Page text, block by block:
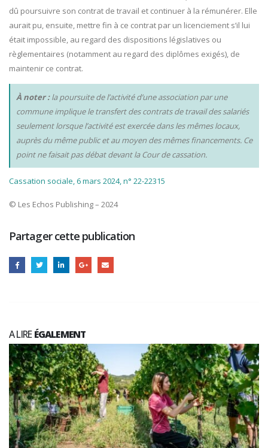
dû poursuivre son contrat de travail et continuer à la rémunérer. Elle
aurait pu, ensuite, mettre fin à ce contrat par un licenciement s’il lui
était impossible, au regard des dispositions législatives ou
règlementaires (notamment au regard des diplômes exigés), de
maintenir ce contrat.
À noter :la poursuite de l’activité d’une association par une
commune implique le transfert des contrats de travail des salariés
seulement lorsque l’activité est exercée dans les mêmes locaux,
auprès du même public et au moyen des mêmes financements. Ce
point ne faisait pas débat devant la Cour de cassation.
Cassation sociale, 6 mars 2024, n° 22-22315
© Les Echos Publishing – 2024
Partager cette publication
A LIREÉGALEMENT